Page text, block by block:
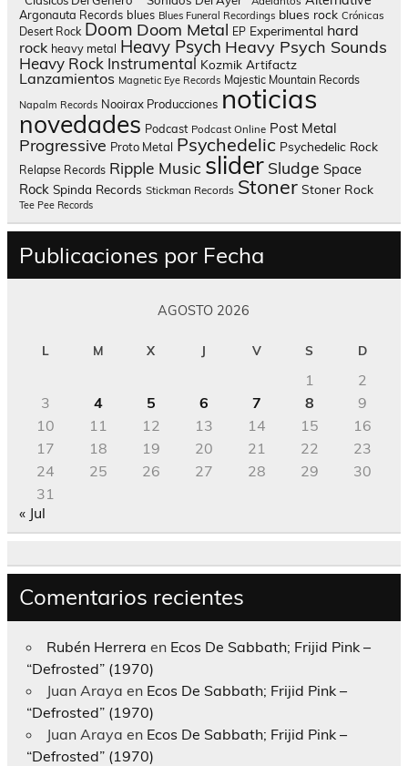
Argonauta Records blues Blues Funeral Recordings blues rock Crónicas
Desert Rock Doom Doom Metal EP Experimental hard
rock heavy metal Heavy Psych Heavy Psych Sounds
Heavy Rock Instrumental Kozmik Artifactz
Lanzamientos Magnetic Eye Records Majestic Mountain Records
Napalm Records Nooirax Producciones noticias
novedades Podcast Podcast Online Post Metal
Progressive Proto Metal Psychedelic Psychedelic Rock
Relapse Records Ripple Music slider Sludge Space
Rock Spinda Records Stickman Records Stoner Stoner Rock
Tee Pee Records
Publicaciones por Fecha
AGOSTO 2026
L M X J V S D
1
2
3
4 5 6 7 8
9
10
11 12 13 14 15
16
17
18 19 20 21 22
23
24
25 26 27 28 29
30
31
« Jul
Comentarios recientes
Rubén Herrera en Ecos De Sabbath; Frijid Pink –
“Defrosted” (1970)
Juan Araya en Ecos De Sabbath; Frijid Pink –
“Defrosted” (1970)
Juan Araya en Ecos De Sabbath; Frijid Pink –
“Defrosted” (1970)